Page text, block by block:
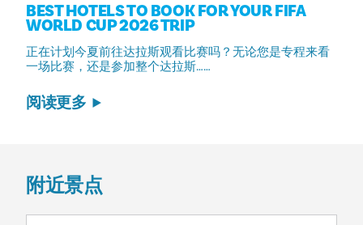
BEST HOTELS TO BOOK FOR YOUR FIFA
WORLD CUP 2026 TRIP
正在计划今夏前往达拉斯观看比赛吗？无论您是专程来看
一场比赛，还是参加整个达拉斯……
阅读更多
附近景点